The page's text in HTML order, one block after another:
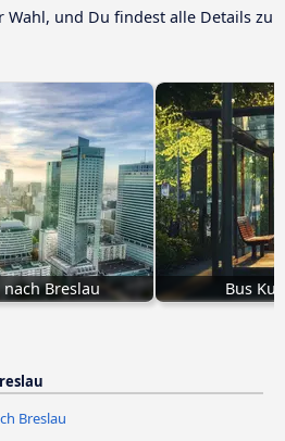
und Du findest alle Details zu
Breslau Bus
Breslau